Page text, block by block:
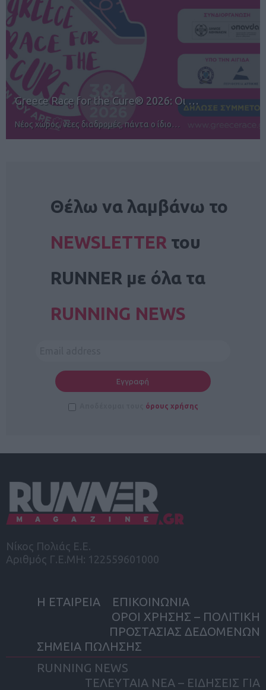
12ος TUI Rhodes Marathon: Άνοιγμα ε…
Αγώνες για όλους στην Ρόδο
Θέλω να λαμβάνω το
NEWSLETTER του
RUNNER με όλα τα
RUNNING NEWS
όρους χρήσης
Νίκος Πολιάς Ε.Ε.
Αριθμός Γ.Ε.ΜΗ: 122559601000
Η ΕΤΑΙΡΕΙΑ
ΕΠΙΚΟΙΝΩΝΙΑ
ΟΡΟΙ ΧΡΗΣΗΣ – ΠΟΛΙΤΙΚΗ
ΠΡΟΣΤΑΣΙΑΣ ΔΕΔΟΜΕΝΩΝ
ΣΗΜΕΙΑ ΠΩΛΗΣΗΣ
RUNNING NEWS
ΤΕΛΕΥΤΑΙΑ ΝΕΑ – ΕΙΔΗΣΕΙΣ ΓΙΑ